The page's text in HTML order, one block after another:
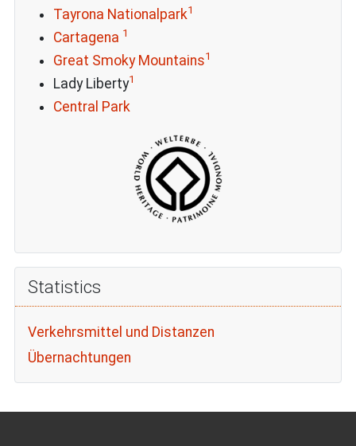
Tayrona Nationalpark1
Cartagena 1
Great Smoky Mountains1
Lady Liberty1
Central Park
Statistics
Verkehrsmittel und Distanzen
Übernachtungen